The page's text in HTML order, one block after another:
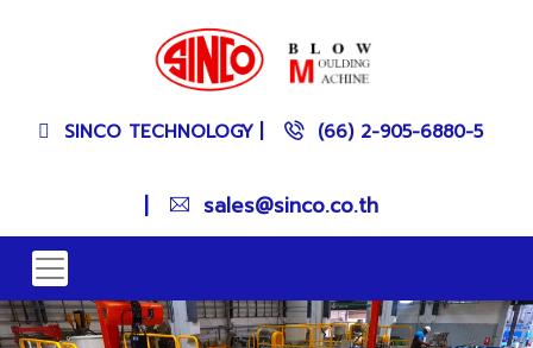
SINCO TECHNOLOGY (66) 2-905-6880-5
sales@sinco.co.th